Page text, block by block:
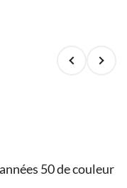
50 de couleur